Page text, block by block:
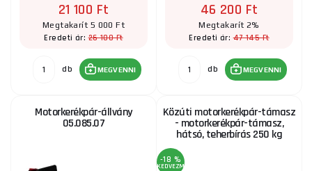
21 100 Ft
Megtakarít 5 000 Ft
Eredeti ár:26 100 Ft
db MEGVENNI
46 200 Ft
Megtakarít 2%
Eredeti ár:47 145 Ft
db MEGVENNI
Motorkerékpár-állvány
05.085.07
Közúti motorkerékpár-támasz
- motorkerékpár-támasz,
hátsó, teherbírás 250 kg
-18 %
KEDVEZMÉNY